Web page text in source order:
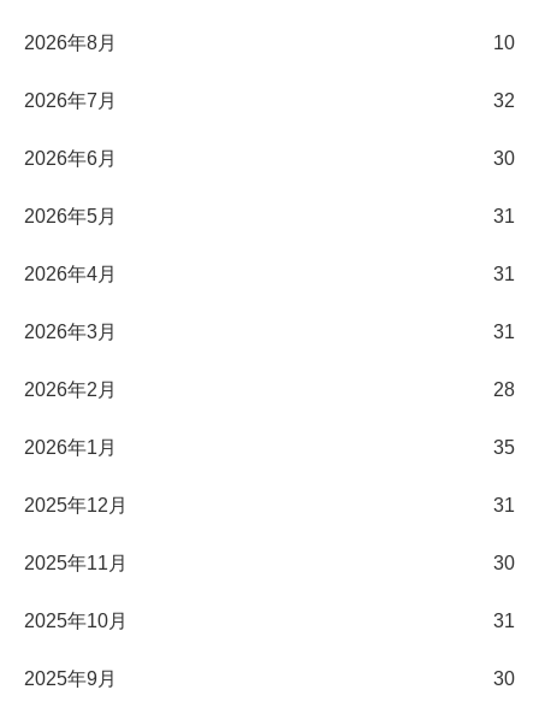
2026年8月 10
2026年7月 32
2026年6月 30
2026年5月 31
2026年4月 31
2026年3月 31
2026年2月 28
2026年1月 35
2025年12月 31
2025年11月 30
2025年10月 31
2025年9月 30